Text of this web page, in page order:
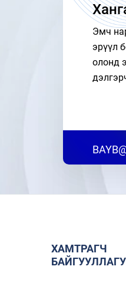
Эмч
эрүүл
олонд
ХАМТРАГЧ